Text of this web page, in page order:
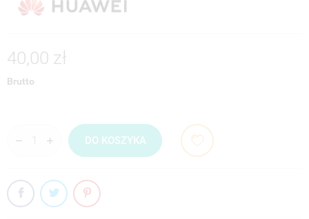
40,00 zł
Brutto
DO KOSZYKA